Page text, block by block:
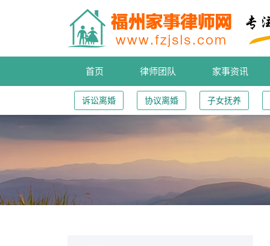
首页 律师团队 家事资讯
诉讼离婚 协议离婚 子女抚养